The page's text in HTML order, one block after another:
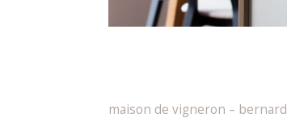
maison de vigneron –